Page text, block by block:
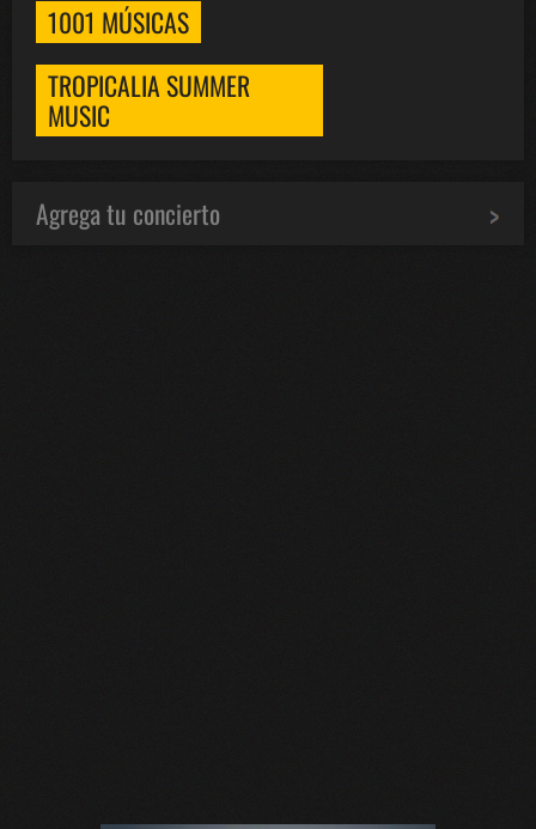
1001 MÚSICAS
TROPICALIA SUMMER
MUSIC
Agrega tu concierto